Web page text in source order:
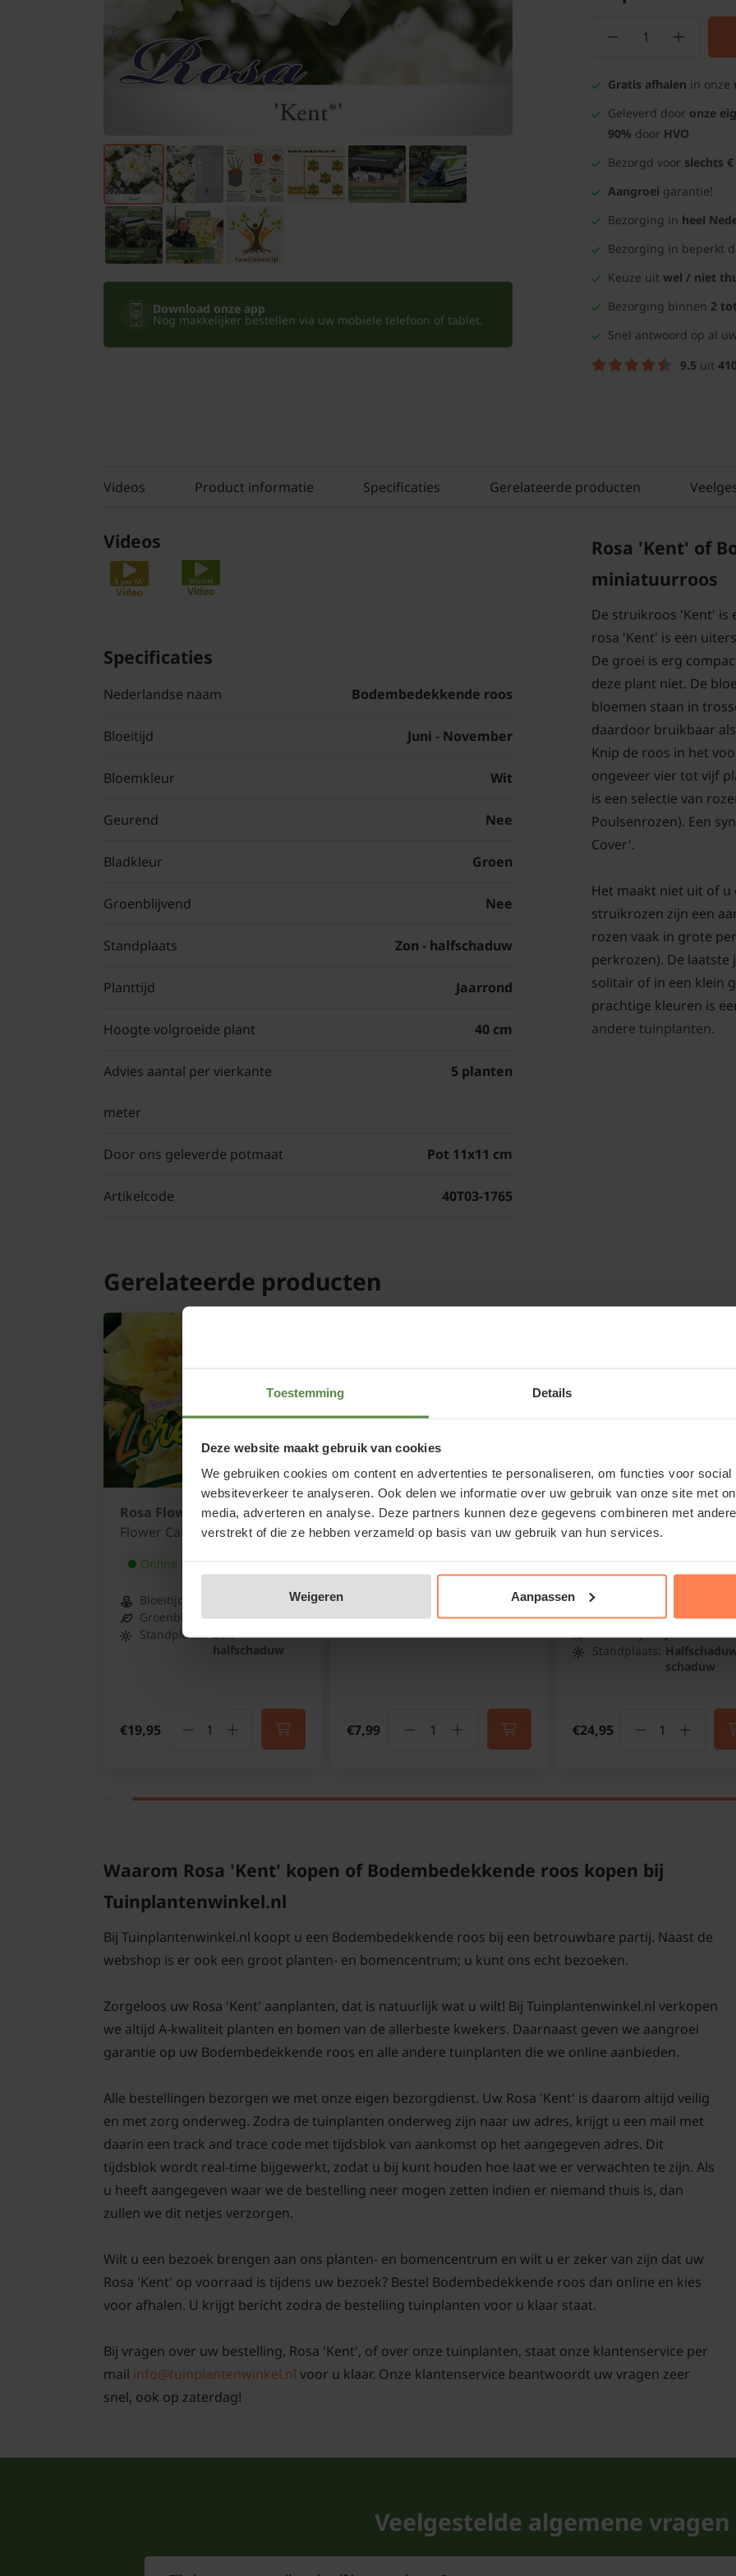
Toestemming Details
Deze website maakt gebruik van cookies
We gebruiken cookies om content en advertenties te personaliseren, om functies voor social
websiteverkeer te analyseren. Ook delen we informatie over uw gebruik van onze site met
media, adverteren en analyse. Deze partners kunnen deze gegevens combineren met
verstrekt of die ze hebben verzameld op basis van uw gebruik van hun services.
Weigeren Aanpassen
Bomen
Leibomen
Kamerplanten
Bloempotten
Download onze app
Nog makkelijker bestellen via uw mobiele telefoon of tablet.
Gratis afhalen in onze
Geleverd door onze
90% door HVO
Bezorgd voor slechts €
Aangroei garantie!
Bezorging in heel
Bezorging in beperkt
Keuze uit wel / niet
Bezorging binnen 2
Snel antwoord op al
9.5 uit
Videos Product informatie Specificaties Gerelateerde producten
Videos
Specificaties
Nederlandse naam Bodembedekkende roos
Bloeitijd Juni - November
Bloemkleur Wit
Geurend Nee
Bladkleur Groen
Groenblijvend Nee
Standplaats Zon - halfschaduw
Planttijd Jaarrond
Hoogte volgroeide plant 40 cm
Advies aantal per vierkante
meter
5 planten
Door ons geleverde potmaat Pot 11x11 cm
Artikelcode 40T03-1765
Rosa 'Kent' of
miniatuurroos
De struikroos 'Kent' is
rosa 'Kent' is een
De groei is erg
deze plant niet. De
bloemen staan in
daardoor bruikbaar
Knip de roos in het
ongeveer vier tot vijf
is een selectie van
Poulsenrozen). Een
Cover'.
Het maakt niet uit of
struikrozen zijn een
rozen vaak in grote
perkrozen). De laatste
solitair of in een klein
prachtige kleuren is
andere tuinplanten.
Onderhoud van
Iedereen kan elk jaar
die de hele zomer de
hierbij te helpen,
geschreven met tips
struikrozen. Met
kunt u jaren genieten
Voor snoei- en
hier!
Gerelateerde producten
Rosa Flower Carpet 'Loredo'
Flower Carpet Roos
Online op voorraad
Bloeitijd:
Juni - Oktober
Groenblijvend:Nee
Standplaats: Zon -
halfschaduw
€19,95
Aanplantgrond - 40 liter
Biologische aanplantgrond
€7,99
Rhododendron 'Wine and
Roses'
Online op voorraad
Bloeitijd:
Mei - Juni
Groenblijvend:
Ja
Standplaats:
schaduw
€24,95
Waarom Rosa 'Kent' kopen of Bodembedekkende roos kopen bij
Tuinplantenwinkel.nl
Bij Tuinplantenwinkel.nl koopt u een Bodembedekkende roos bij een betrouwbare partij. Naast de
webshop is er ook een groot planten- en bomencentrum; u kunt ons echt bezoeken.
Zorgeloos uw Rosa 'Kent' aanplanten, dat is natuurlijk wat u wilt! Bij Tuinplantenwinkel.nl verkopen
we altijd A-kwaliteit planten en bomen van de allerbeste kwekers. Daarnaast geven we aangroei
garantie op uw Bodembedekkende roos en alle andere tuinplanten die we online aanbieden.
Alle bestellingen bezorgen we met onze eigen bezorgdienst. Uw Rosa 'Kent' is daarom altijd veilig
en met zorg onderweg. Zodra de tuinplanten onderweg zijn naar uw adres, krijgt u een mail met
daarin een track and trace code met tijdsblok van aankomst op het aangegeven adres. Dit
tijdsblok wordt real-time bijgewerkt, zodat u bij kunt houden hoe laat we er verwachten te zijn. Als
u heeft aangegeven waar we de bestelling neer mogen zetten indien er niemand thuis is, dan
zullen we dit netjes verzorgen.
Wilt u een bezoek brengen aan ons planten- en bomencentrum en wilt u er zeker van zijn dat uw
Rosa 'Kent' op voorraad is tijdens uw bezoek? Bestel Bodembedekkende roos dan online en kies
voor afhalen. U krijgt bericht zodra de bestelling tuinplanten voor u klaar staat.
Bij vragen over uw bestelling, Rosa 'Kent', of over onze tuinplanten, staat onze klantenservice per
mail info@tuinplantenwinkel.nl voor u klaar. Onze klantenservice beantwoordt uw vragen zeer
snel, ook op zaterdag!
Veelgestelde algemene vragen